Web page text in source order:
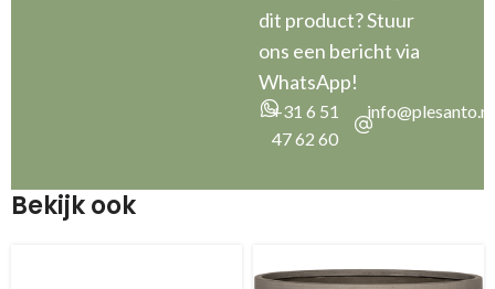
dit product? Stuur
ons een bericht via
WhatsApp!
+31 6 51
47 62 60
info@plesanto.nl
Bekijk ook